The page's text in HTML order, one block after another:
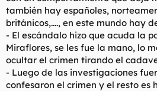
también hay españoles,
británicos,...., en este mundo hay
- El escándalo hizo que acuda la
Miraflores, se les fue la mano, lo
ocultar el crimen tirando el
- Luego de las investigaciones
confesaron el crimen y el resto es